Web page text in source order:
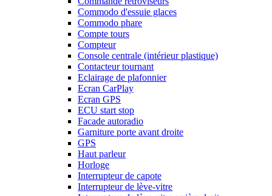
Commodo d'essuie glaces
Commodo phare
Compte tours
Compteur
Console centrale (intérieur plastique)
Contacteur tournant
Eclairage de plafonnier
Ecran CarPlay
Ecran GPS
ECU start stop
Facade autoradio
Garniture porte avant droite
GPS
Haut parleur
Horloge
Interrupteur de capote
Interrupteur de lève-vitre